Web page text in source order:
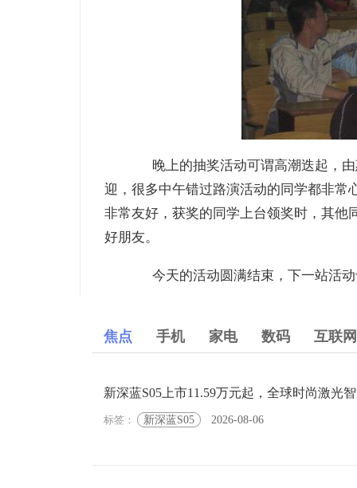
晚上的抽奖活动可谓高潮迭起，由
迎，很多中午错过路演活动的同学都非常
非常友好，获奖的同学上台领奖时，其他
好朋友。
今天的活动圆满结束，下一站活动
焦点 手机 家电 数码 互联
新深蓝S05上市11.59万元起，全球时尚激光
标签： 新深蓝S05 2026-08-06